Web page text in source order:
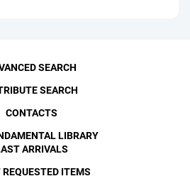
SEARCH
SEARCH
CONTACTS
LIBRARY
ARRIVALS
ITEMS